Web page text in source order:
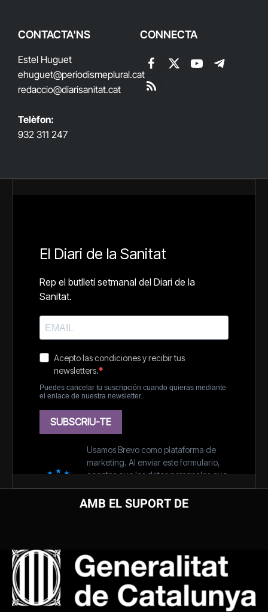
CONTACTA'NS
Estel Huguet
ehuguet@periodismeplural.cat
redaccio@diarisanitat.cat
Telèfon:
932 311 247
CONNECTA
Facebook
X
YouTubeTelegram
RSS
AMB EL SUPORT DE